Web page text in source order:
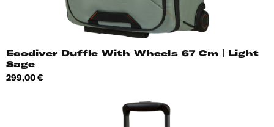
Ecodiver Duffle With Wheels 67 Cm | Light
Sage
Hind
299,00 €